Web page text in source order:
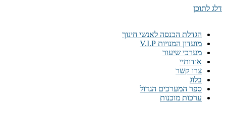
דלג לתוכן
הגדלת הכנסה לאנשי חינוך
מועדון המנויות V.I.P
מערכי שיעור
אודותיי
צרו קשר
בלוג
ספר המערכים הגדול
ערכות מוכנות